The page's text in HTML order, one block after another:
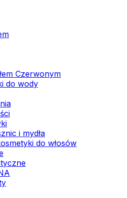
Czerwonym
do wody
i mydła
do włosów